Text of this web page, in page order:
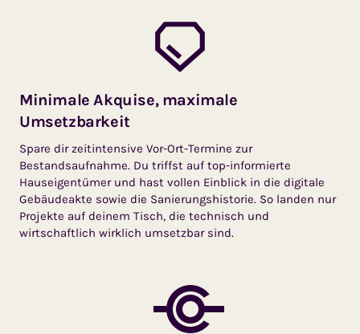
Minimale Akquise, maximale
Umsetzbarkeit
Spare dir zeitintensive Vor-Ort-Termine zur
Bestandsaufnahme. Du triffst auf top-informierte
Hauseigentümer und hast vollen Einblick in die digitale
Gebäudeakte sowie die Sanierungshistorie. So landen nur
Projekte auf deinem Tisch, die technisch und
wirtschaftlich wirklich umsetzbar sind.